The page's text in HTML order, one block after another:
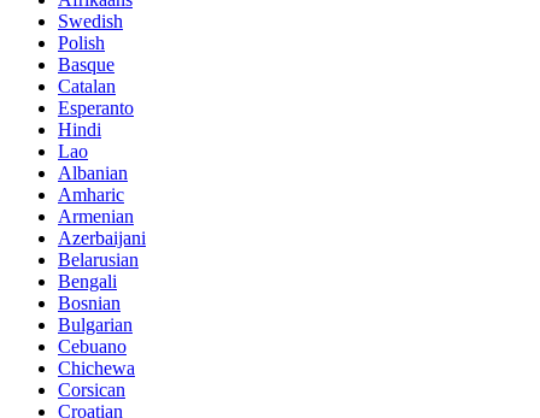
Swedish
Polish
Basque
Catalan
Esperanto
Hindi
Lao
Albanian
Amharic
Armenian
Azerbaijani
Belarusian
Bengali
Bosnian
Bulgarian
Cebuano
Chichewa
Corsican
Croatian